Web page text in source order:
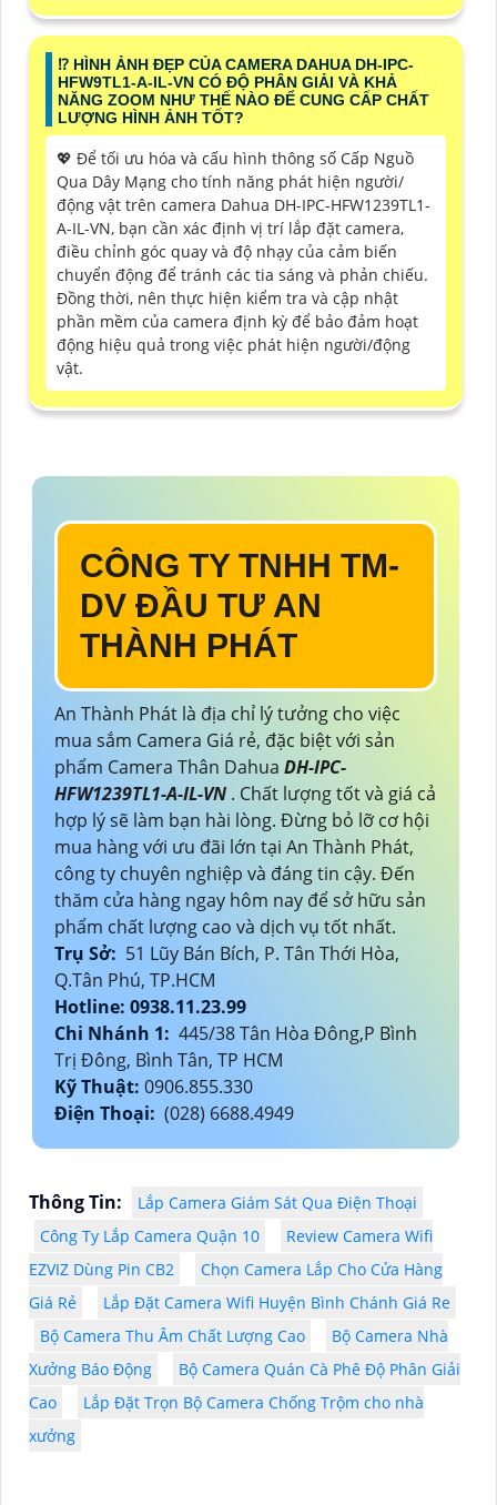
⁉️ HÌNH ẢNH ĐẸP CỦA CAMERA DAHUA DH-IPC-
HFW9TL1-A-IL-VN CÓ ĐỘ PHÂN GIẢI VÀ KHẢ
NĂNG ZOOM NHƯ THẾ NÀO ĐỂ CUNG CẤP CHẤT
LƯỢNG HÌNH ẢNH TỐT?
💖 Để tối ưu hóa và cấu hình thông số Cấp Nguồ
Qua Dây Mạng cho tính năng phát hiện người/
động vật trên camera Dahua DH-IPC-HFW1239TL1-
A-IL-VN, bạn cần xác định vị trí lắp đặt camera,
điều chỉnh góc quay và độ nhạy của cảm biến
chuyển động để tránh các tia sáng và phản chiếu.
Đồng thời, nên thực hiện kiểm tra và cập nhật
phần mềm của camera định kỳ để bảo đảm hoạt
động hiệu quả trong việc phát hiện người/động
vật.
CÔNG TY TNHH TM-
DV ĐẦU TƯ AN
THÀNH PHÁT
An Thành Phát là địa chỉ lý tưởng cho việc
mua sắm Camera Giá rẻ, đặc biệt với sản
phẩm Camera Thân Dahua DH-IPC-
HFW1239TL1-A-IL-VN . Chất lượng tốt và giá cả
hợp lý sẽ làm bạn hài lòng. Đừng bỏ lỡ cơ hội
mua hàng với ưu đãi lớn tại An Thành Phát,
công ty chuyên nghiệp và đáng tin cậy. Đến
thăm cửa hàng ngay hôm nay để sở hữu sản
phẩm chất lượng cao và dịch vụ tốt nhất.
Trụ Sở: 51 Lũy Bán Bích, P. Tân Thới Hòa,
Q.Tân Phú, TP.HCM
Hotline: 0938.11.23.99
Chi Nhánh 1: 445/38 Tân Hòa Đông,P Bình
Trị Đông, Bình Tân, TP HCM
Kỹ Thuật: 0906.855.330
Điện Thoại: (028) 6688.4949
Thông Tin:
Lắp Camera Giám Sát Qua Điện Thoại
Công Ty Lắp Camera Quận 10
Review Camera Wifi
EZVIZ Dùng Pin CB2
Chọn Camera Lắp Cho Cửa Hàng
Giá Rẻ
Lắp Đặt Camera Wifi Huyện Bình Chánh Giá Re
Bộ Camera Thu Âm Chất Lượng Cao
Bộ Camera Nhà
Xưởng Báo Động
Bộ Camera Quán Cà Phê Độ Phân Giải
Cao
Lắp Đặt Trọn Bộ Camera Chống Trộm cho nhà
xưởng